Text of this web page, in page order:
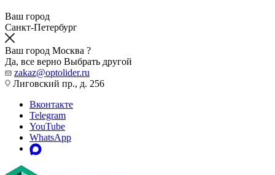
Ваш город
Санкт-Петербург
Ваш город Москва ?
Да, все верно Выбрать другой
zakaz@optolider.ru
Лиговский пр., д. 256
Вконтакте
Telegram
YouTube
WhatsApp